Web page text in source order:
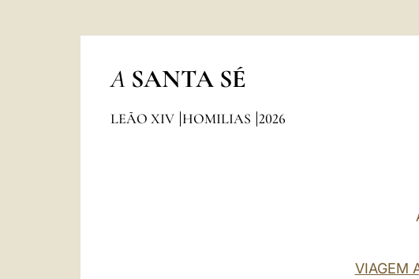
A SANTA SÉ
LEÃO XIV HOMILIAS 2026
VIAGEM